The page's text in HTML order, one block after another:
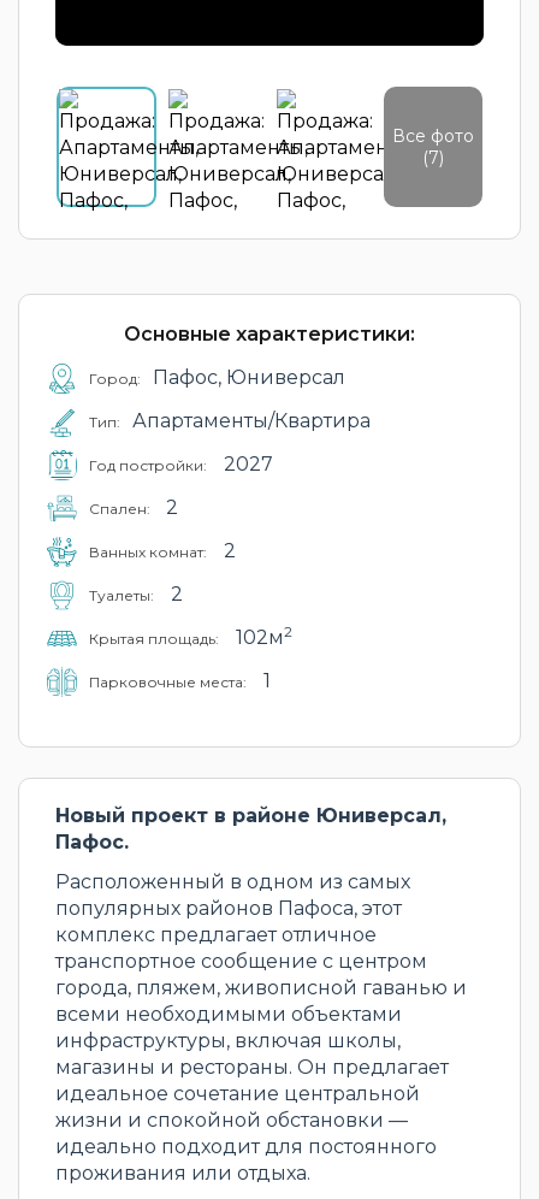
Все фото
(7)
Основные характеристики:
Город: Пафос, Юниверсал
Тип: Апартаменты/Квартира
Год постройки: 2027
Cпален: 2
Ванных комнат: 2
Туалеты: 2
Крытая площадь: 102м2
Парковочные места: 1
Новый проект в районе Юниверсал,
Пафос.
Расположенный в одном из самых
популярных районов Пафоса, этот
комплекс предлагает отличное
транспортное сообщение с центром
города, пляжем, живописной гаванью и
всеми необходимыми объектами
инфраструктуры, включая школы,
магазины и рестораны. Он предлагает
идеальное сочетание центральной
жизни и спокойной обстановки —
идеально подходит для постоянного
проживания или отдыха.